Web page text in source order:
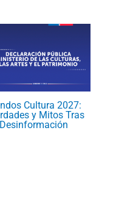
Cultura 2027:
y Mitos Tras